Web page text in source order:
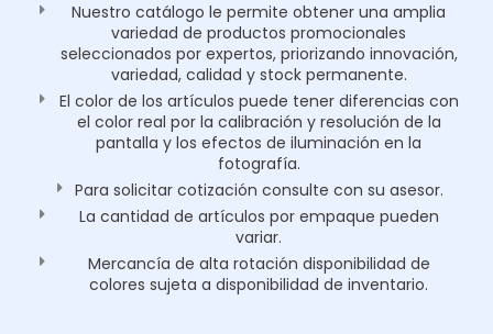
Nuestro catálogo le permite obtener una amplia
variedad de productos promocionales
seleccionados por expertos, priorizando innovación,
variedad, calidad y stock permanente.
El color de los artículos puede tener diferencias con
el color real por la calibración y resolución de la
pantalla y los efectos de iluminación en la
fotografía.
Para solicitar cotización consulte con su asesor.
La cantidad de artículos por empaque pueden
variar.
Mercancía de alta rotación disponibilidad de
colores sujeta a disponibilidad de inventario.